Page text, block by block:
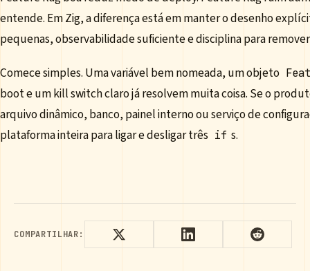
entende. Em Zig, a diferença está em manter o desenho
pequenas, observabilidade suficiente e disciplina para
Comece simples. Uma variável bem nomeada, um objeto
boot e um kill switch claro já resolvem muita coisa. Se o
arquivo dinâmico, banco, painel interno ou serviço de
plataforma inteira para ligar e desligar três if s.
COMPARTILHAR: